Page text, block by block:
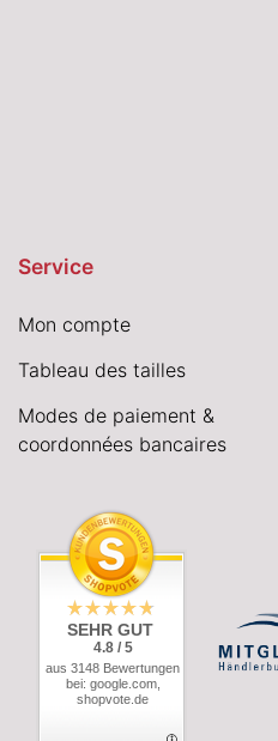
Service
Mon compte
Tableau des tailles
Modes de paiement &
coordonnées bancaires
SEHR GUT
4.8 / 5
aus 3148 Bewertungen
bei: google.com,
shopvote.de